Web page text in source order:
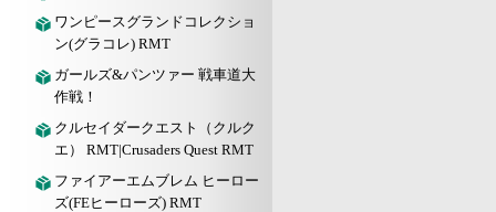
ワンピースグランドコレクショ
ン(グラコレ) RMT
ガールズ&パンツァー 戦車道大
作戦！
クルセイダークエスト（クルク
エ） RMT|Crusaders Quest RMT
ファイアーエムブレム ヒーロー
ズ(FEヒーローズ) RMT